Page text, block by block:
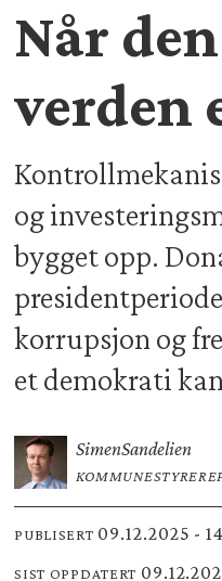
Når
verden
og
bygget opp.
korrupsjon og
et demokrati
SimenSandelien
PUBLISERT 09.12.2025 -
SIST OPPDATERT